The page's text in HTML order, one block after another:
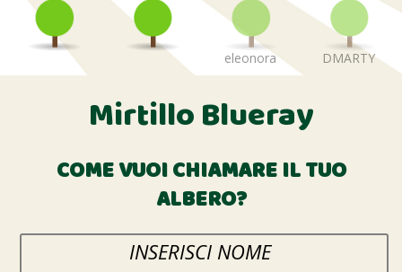
eleonora DMARTY
Mirtillo Blueray
COME VUOI CHIAMARE IL TUO
ALBERO?